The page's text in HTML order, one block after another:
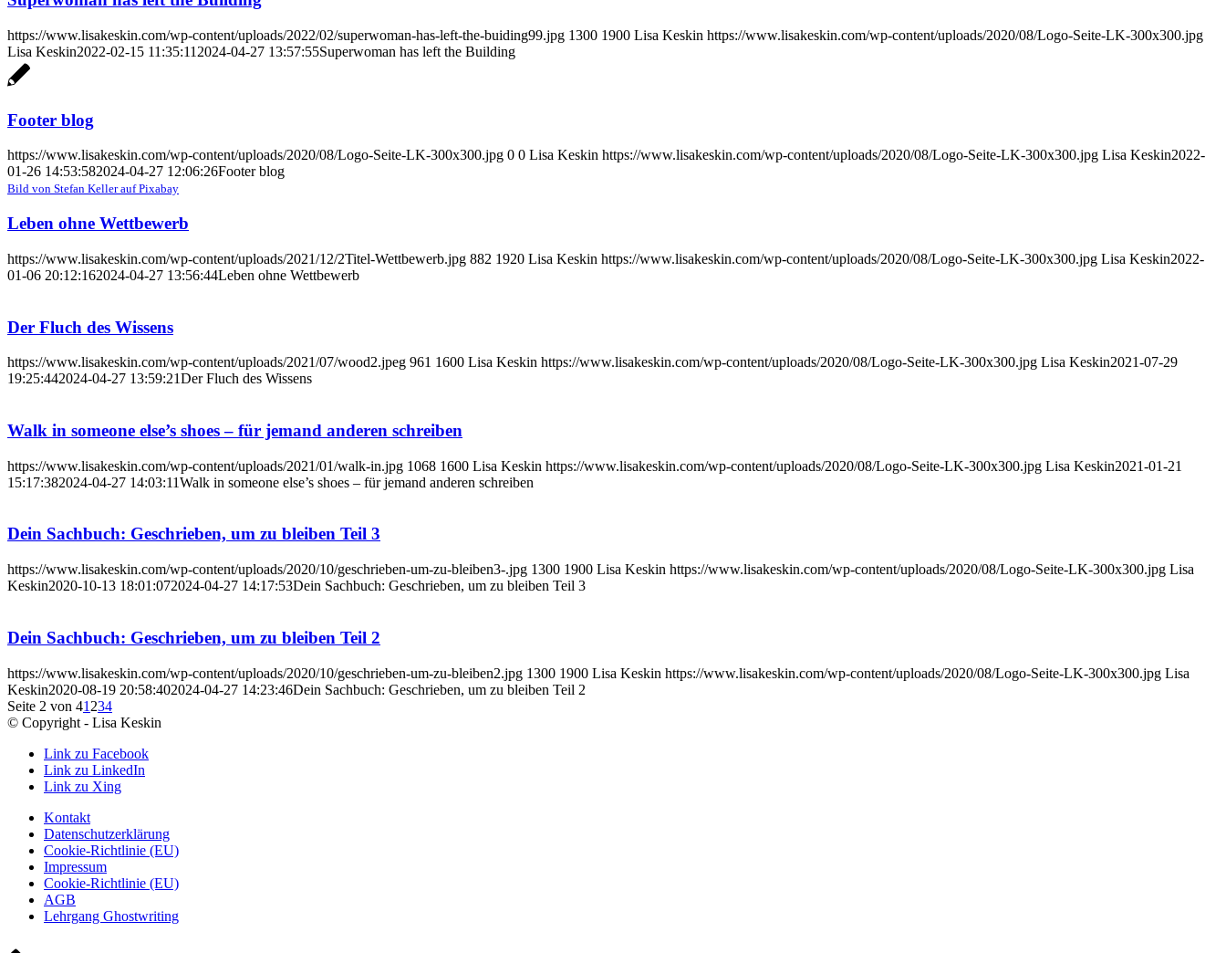
https://www.lisakeskin.com/wp-content/uploads/2022/02/superwoman-has-left-the-buiding99.jpg 1300 1900 Lisa Keskin https://www.lisakeskin.com/wp-content/uploads/2020/08/Logo-Seite-LK-300x300.jpg
Lisa Keskin2022-02-15 11:35:11 2024-04-27 13:57:55Superwoman has left the Building
Footer blog
https://www.lisakeskin.com/wp-content/uploads/2020/08/Logo-Seite-LK-300x300.jpg 0 0 Lisa Keskin https://www.lisakeskin.com/wp-content/uploads/2020/08/Logo-Seite-LK-300x300.jpg Lisa Keskin2022-
01-26 14:53:582024-04-27 12:06:26Footer blog
Bild von Stefan Keller auf Pixabay
Leben ohne Wettbewerb
https://www.lisakeskin.com/wp-content/uploads/2021/12/2Titel-Wettbewerb.jpg 882 1920 Lisa Keskin https://www.lisakeskin.com/wp-content/uploads/2020/08/Logo-Seite-LK-300x300.jpg Lisa Keskin2022-
01-06 20:12:162024-04-27 13:56:44Leben ohne Wettbewerb
Der Fluch des Wissens
https://www.lisakeskin.com/wp-content/uploads/2021/07/wood2.jpeg 961 1600 Lisa Keskin https://www.lisakeskin.com/wp-content/uploads/2020/08/Logo-Seite-LK-300x300.jpg Lisa Keskin2021-07-29
19:25:442024-04-27 13:59:21Der Fluch des Wissens
Walk in someone else’s shoes – für jemand anderen schreiben
https://www.lisakeskin.com/wp-content/uploads/2021/01/walk-in.jpg 1068 1600 Lisa Keskin https://www.lisakeskin.com/wp-content/uploads/2020/08/Logo-Seite-LK-300x300.jpg Lisa Keskin2021-01-21
15:17:382024-04-27 14:03:11Walk in someone else’s shoes – für jemand anderen schreiben
Dein Sachbuch: Geschrieben, um zu bleiben Teil 3
https://www.lisakeskin.com/wp-content/uploads/2020/10/geschrieben-um-zu-bleiben3-.jpg 1300 1900 Lisa Keskin https://www.lisakeskin.com/wp-content/uploads/2020/08/Logo-Seite-LK-300x300.jpg Lisa
Keskin2020-10-13 18:01:072024-04-27 14:17:53Dein Sachbuch: Geschrieben, um zu bleiben Teil 3
Dein Sachbuch: Geschrieben, um zu bleiben Teil 2
https://www.lisakeskin.com/wp-content/uploads/2020/10/geschrieben-um-zu-bleiben2.jpg 1300 1900 Lisa Keskin https://www.lisakeskin.com/wp-content/uploads/2020/08/Logo-Seite-LK-300x300.jpg Lisa
Keskin2020-08-19 20:58:402024-04-27 14:23:46Dein Sachbuch: Geschrieben, um zu bleiben Teil 2
Seite 2 von 41 234
© Copyright - Lisa Keskin
Link zu Facebook
Link zu LinkedIn
Link zu Xing
Kontakt
Datenschutzerklärung
Cookie-Richtlinie (EU)
Impressum
Cookie-Richtlinie (EU)
AGB
Lehrgang Ghostwriting